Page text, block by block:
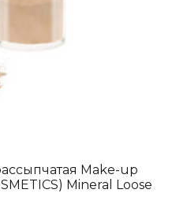
Make-up
Mineral Loose